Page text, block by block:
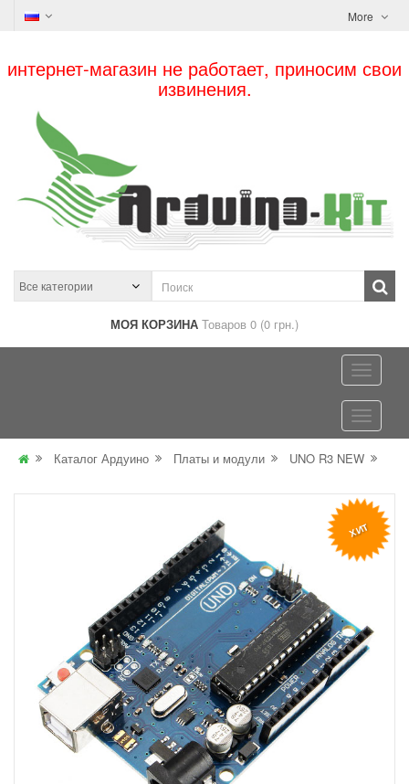
More
интернет-магазин не работает, приносим свои
извинения.
МОЯ КОРЗИНА Товаров 0 (0 грн.)
Каталог Ардуино Платы и модули UNO R3 NEW
ХИТ